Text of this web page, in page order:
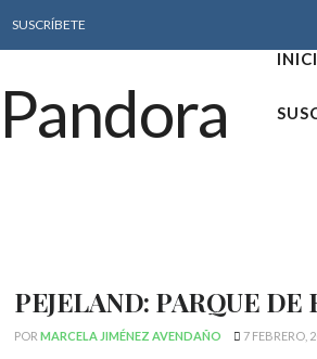
SUSCRÍBETE
PEJELAND: PARQUE DE
POR MARCELA JIMÉNEZ AVENDAÑO 7 FEBRERO,